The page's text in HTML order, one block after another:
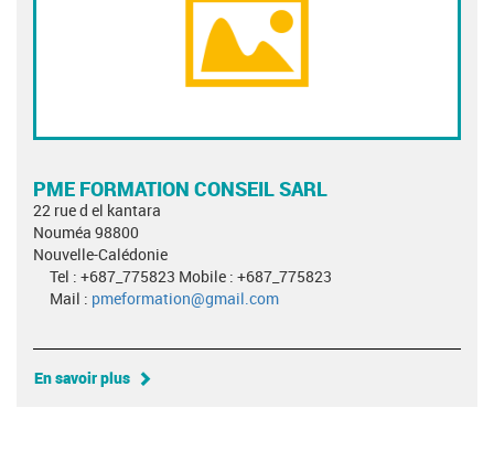
PME FORMATION CONSEIL SARL
22 rue d el kantara
Nouméa 98800
Nouvelle-Calédonie
Tel : +687_775823 Mobile : +687_775823
Mail : pmeformation@gmail.com
En savoir plus